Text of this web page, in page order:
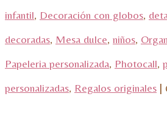
infantil, Decoración con globos,
decoradas, Mesa dulce, niños,
Papeleria personalizada, Photocall,
personalizadas, Regalos originales |